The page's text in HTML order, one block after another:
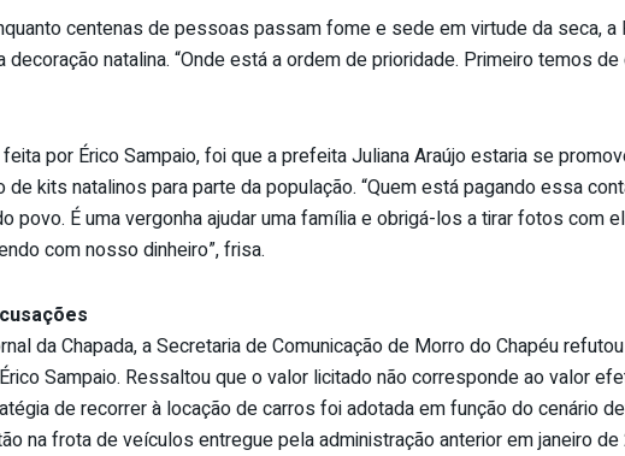
centenas de pessoas passam fome e sede em virtude da seca, a
decoração natalina. “Onde está a ordem de prioridade. Primeiro temos
por Érico Sampaio, foi que a prefeita Juliana Araújo estaria se
kits natalinos para parte da população. “Quem está pagando essa
povo. É uma vergonha ajudar uma família e obrigá-los a tirar fotos com
com nosso dinheiro”, frisa.
da Chapada, a Secretaria de Comunicação de Morro do Chapéu
Sampaio. Ressaltou que o valor licitado não corresponde ao valor
de recorrer à locação de carros foi adotada em função do cenário
na frota de veículos entregue pela administração anterior em janeiro de